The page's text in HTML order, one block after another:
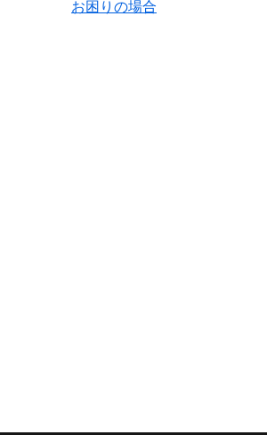
お困りの場合